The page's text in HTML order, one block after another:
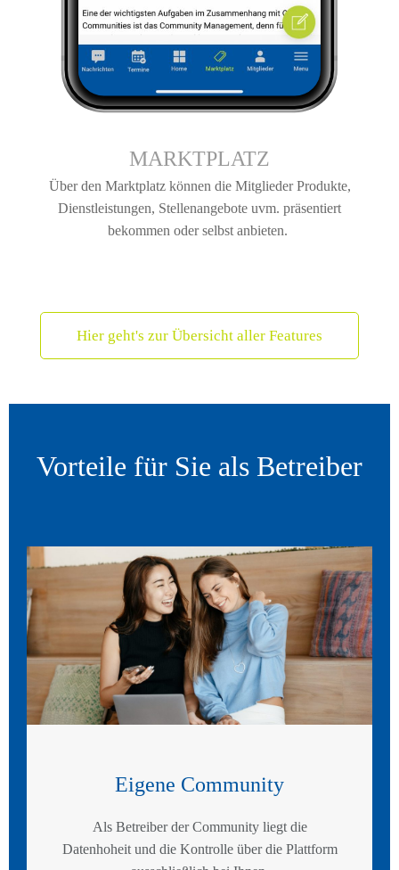
1:1 VIDEO CHAT
Der Video-Chat erlaubt es den Mitgliedern nicht nur per
Text-Nachrichten zu kommunizieren, sondern überdies
per Video-Call in Kontakt zu treten.
Hier geht's zur Übersicht aller Features
Vorteile für Sie als Betreiber
Eigene Community
Als Betreiber der Community liegt die
Datenhoheit und die Kontrolle über die Plattform